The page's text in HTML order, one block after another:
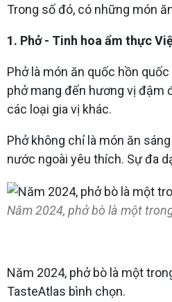
Trong số đó, có những món
1. Phở - Tinh hoa ẩm thực
Phở là món ăn quốc hồn
phở mang đến hương vị đậm
các loại gia vị khác.
Phở không chỉ là món ăn
nước ngoài yêu thích. Sự đa
Năm 2024, phở bò là một
Năm 2024, phở bò là một
TasteAtlas bình chọn.